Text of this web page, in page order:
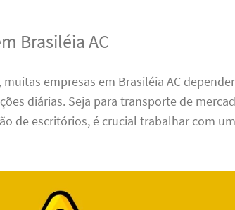
Brasiléia AC
empresas em Brasiléia AC
diárias. Seja para transporte de
de escritórios, é crucial trabalhar com um